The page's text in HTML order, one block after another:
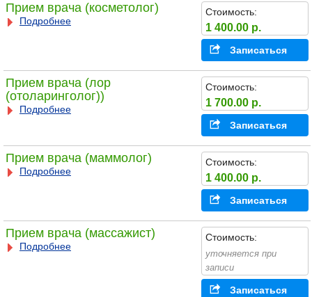
Прием врача (косметолог)
Подробнее
Стоимость:
1 400.00 р.
Записаться
Прием врача (лор
(отоларинголог))
Подробнее
Стоимость:
1 700.00 р.
Записаться
Прием врача (маммолог)
Подробнее
Стоимость:
1 400.00 р.
Записаться
Прием врача (массажист)
Подробнее
Стоимость:
уточняется при
записи
Записаться